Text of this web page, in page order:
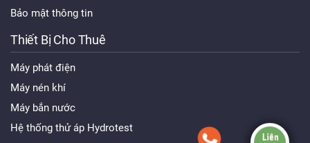
Bảo mật thông tin
Thiết Bị Cho Thuê
Máy phát điện
Máy nén khí
Máy bắn nước
Hệ thống thử áp Hydrotest